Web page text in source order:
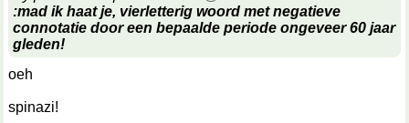
:mad ik haat je, vierletterig woord met negatieve
connotatie door een bepaalde periode ongeveer 60 jaar
gleden!
oeh
spinazi!